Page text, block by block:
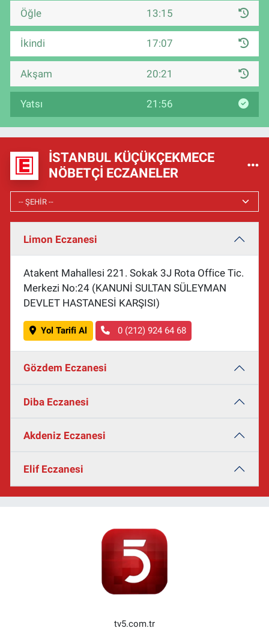
Öğle 13:15
İkindi 17:07
Akşam 20:21
Yatsı 21:56
İSTANBUL KÜÇÜKÇEKMECE
NÖBETÇI ECZANELER
Limon Eczanesi
Atakent Mahallesi 221. Sokak 3J Rota Office Tic.
Merkezi No:24 (KANUNİ SULTAN SÜLEYMAN
DEVLET HASTANESİ KARŞISI)
Yol Tarifi Al 0 (212) 924 64 68
Gözdem Eczanesi
Diba Eczanesi
Akdeniz Eczanesi
Elif Eczanesi
tv5.com.tr